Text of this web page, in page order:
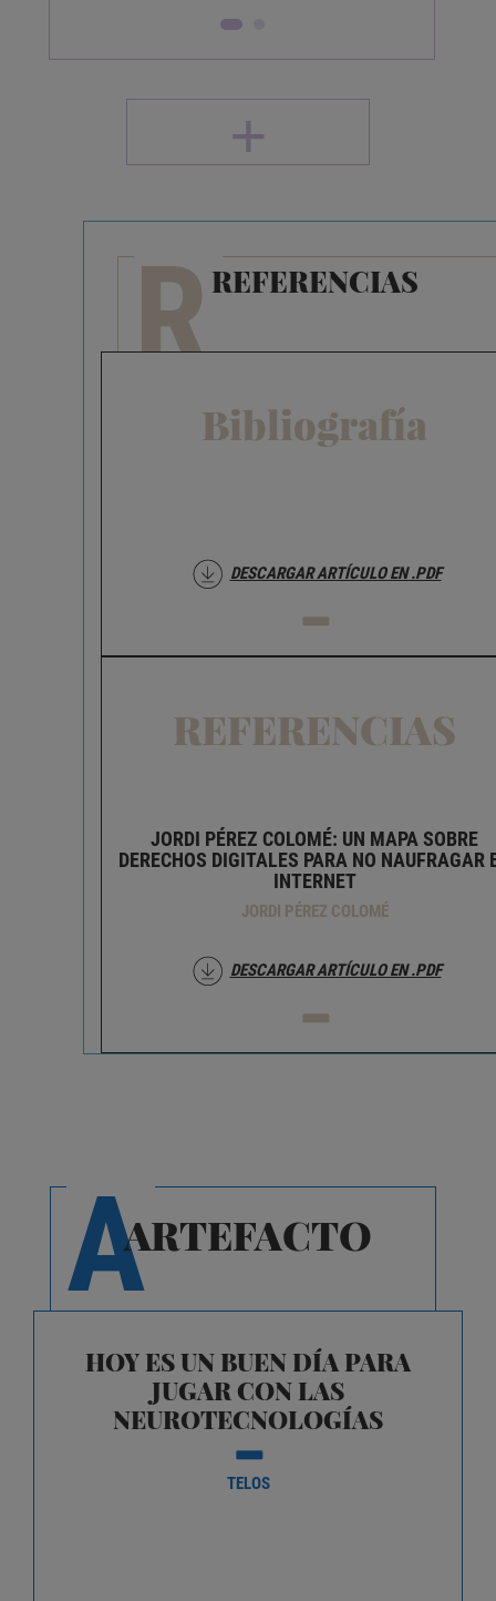
+
RREFERENCIAS
Bibliografía
DESCARGAR ARTÍCULO EN .PDF
REFERENCIAS
JORDI PÉREZ COLOMÉ: UN MAPA SOBRE
DERECHOS DIGITALES PARA NO NAUFRAGAR
INTERNET
JORDI PÉREZ COLOMÉ
DESCARGAR ARTÍCULO EN .PDF
AARTEFACTO
HOY ES UN BUEN DÍA PARA
JUGAR CON LAS
NEUROTECNOLOGÍAS
TELOS